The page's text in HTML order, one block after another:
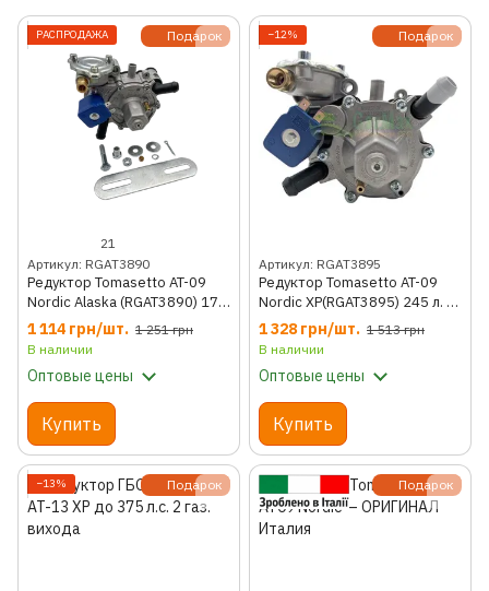
Подарок
РАСПРОДАЖА
21
Артикул: RGAT3890
Редуктор Tomasetto AT-09
Nordic Alaska (RGAT3890) 170
л.с. 67r 01
1 114 грн/шт. 1 251 грн
В наличии
Оптовые цены
Купить
Подарок
−12%
Артикул: RGAT3895
Редуктор Tomasetto AT-09
Nordic XP(RGAT3895) 245 л. с.
67r 01
1 328 грн/шт. 1 513 грн
В наличии
Оптовые цены
Купить
Подарок
−13% Подарок